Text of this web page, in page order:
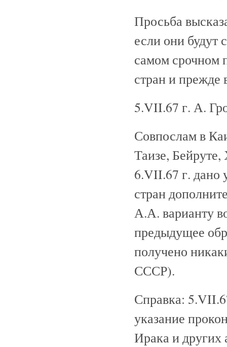
Просьба
если они будут
самом срочном
стран и прежде
5.VII.67 г. А.
Совпослам в
Таизе,
6.VII.67 г. дано
стран
А.А. варианту
предыдущее
получено
СССР).
Справка:
указание
Ирака и других